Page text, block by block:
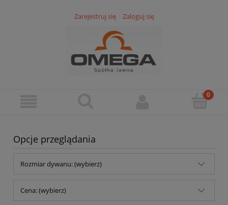
Zarejestruj się Zaloguj się
Opcje przeglądania
Rozmiar dywanu: (wybierz)
Cena: (wybierz)